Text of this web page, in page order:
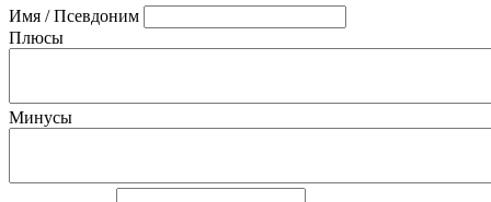
Имя / Псевдоним
Плюсы
Минусы